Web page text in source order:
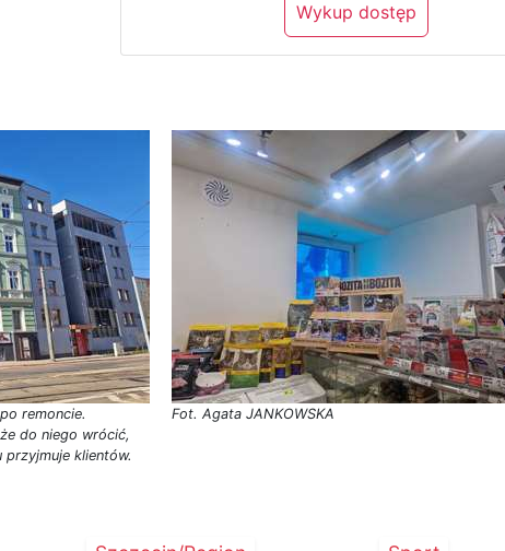
Wykup dostęp
remoncie.
do niego wrócić,
klientów.
Fot. Agata JANKOWSKA